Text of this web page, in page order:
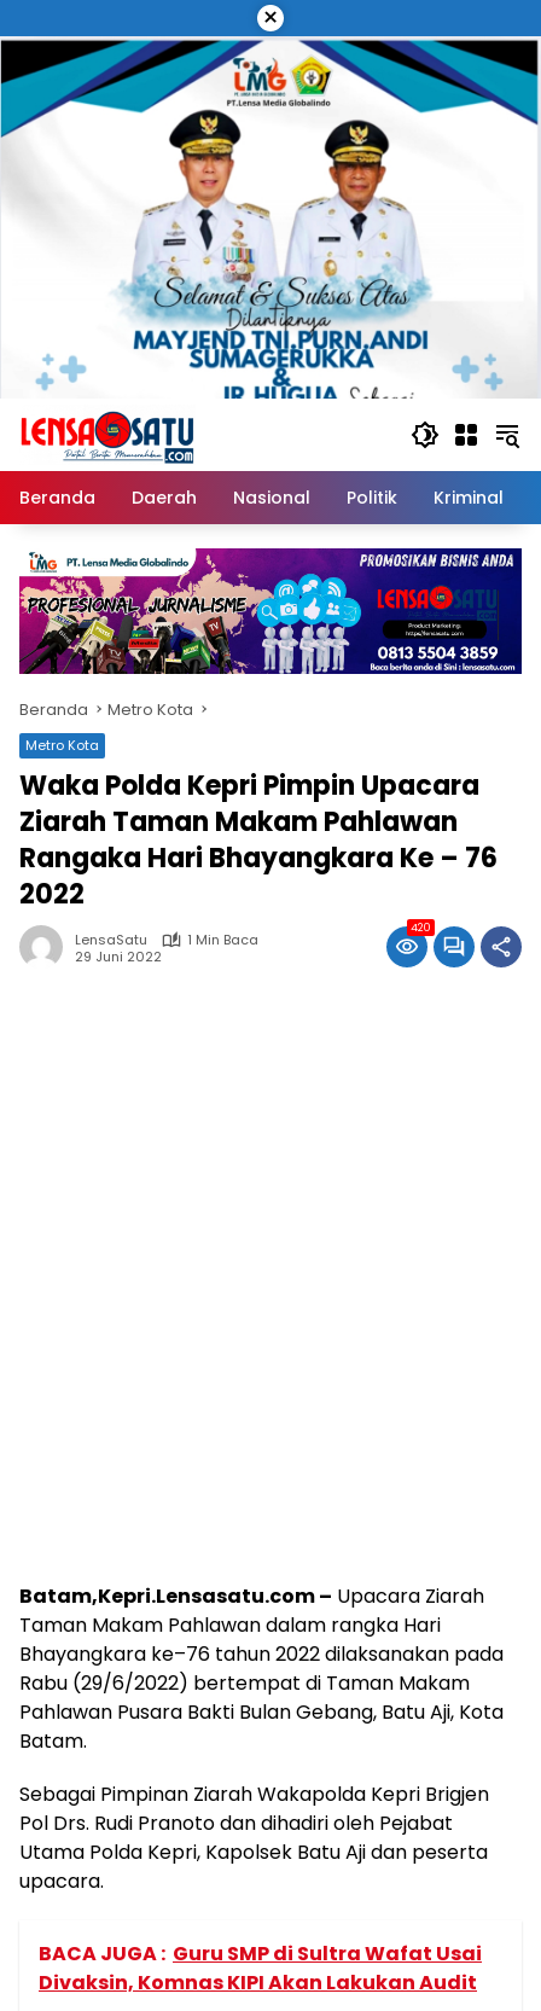
ke
konten
×
Beranda Daerah Nasional Politik Kriminal
Beranda Metro Kota
Metro Kota
Waka Polda Kepri Pimpin Upacara
Ziarah Taman Makam Pahlawan
Rangaka Hari Bhayangkara Ke – 76
2022
LensaSatu
1 Min Baca
29 Juni 2022
420
Batam,Kepri.Lensasatu.com – Upacara Ziarah
Taman Makam Pahlawan dalam rangka Hari
Bhayangkara ke–76 tahun 2022 dilaksanakan pada
Rabu (29/6/2022) bertempat di Taman Makam
Pahlawan Pusara Bakti Bulan Gebang, Batu Aji, Kota
Batam.
Sebagai Pimpinan Ziarah Wakapolda Kepri Brigjen
Pol Drs. Rudi Pranoto dan dihadiri oleh Pejabat
Utama Polda Kepri, Kapolsek Batu Aji dan peserta
upacara.
BACA JUGA : Guru SMP di Sultra Wafat Usai
Divaksin, Komnas KIPI Akan Lakukan Audit